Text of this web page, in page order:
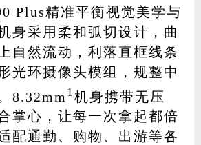
Plus精准平衡视觉美学与
身采用柔和弧切设计，曲
自然流动，利落直框线条
光环摄像头模组，规整中
8.32mm 1 机身携带无压
掌心，让每一次拿起都倍
配通勤、购物、出游等各